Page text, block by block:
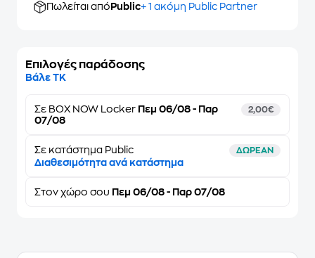
Πωλείται από Public+ 1 ακόμη Public Partner
Επιλογές παράδοσης
Βάλε ΤΚ
Σε BOX NOW Locker Πεμ 06/08 - Παρ
07/08
2,00€
Σε κατάστημα Public ΔΩΡΕΑΝ
Διαθεσιμότητα ανά κατάστημα
Στον χώρο σου Πεμ 06/08 - Παρ 07/08